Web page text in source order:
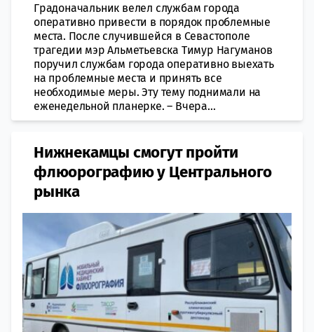
Градоначальник велел службам города
оперативно привести в порядок проблемные
места. После случившейся в Севастополе
трагедии мэр Альметьевска Тимур Нагуманов
поручил службам города оперативно выехать
на проблемные места и принять все
необходимые меры. Эту тему поднимали на
еженедельной планерке. – Вчера...
Нижнекамцы смогут пройти
флюорографию у Центрального
рынка